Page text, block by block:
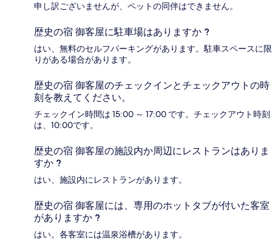
申し訳ございませんが、ペットの同伴はできません。
歴史の宿 御客屋に駐車場はありますか ?
はい、無料のセルフパーキングがあります。駐車スペースに限
りがある場合があります。
歴史の宿 御客屋のチェックインとチェックアウトの時
刻を教えてください。
チェックイン時間は 15:00 ～ 17:00 です。チェックアウト時刻
は、10:00です。
歴史の宿 御客屋の施設内か周辺にレストランはありま
すか ?
はい、施設内にレストランがあります。
歴史の宿 御客屋には、専用のホットタブが付いた客室
がありますか ?
はい。各客室には温泉浴槽があります。